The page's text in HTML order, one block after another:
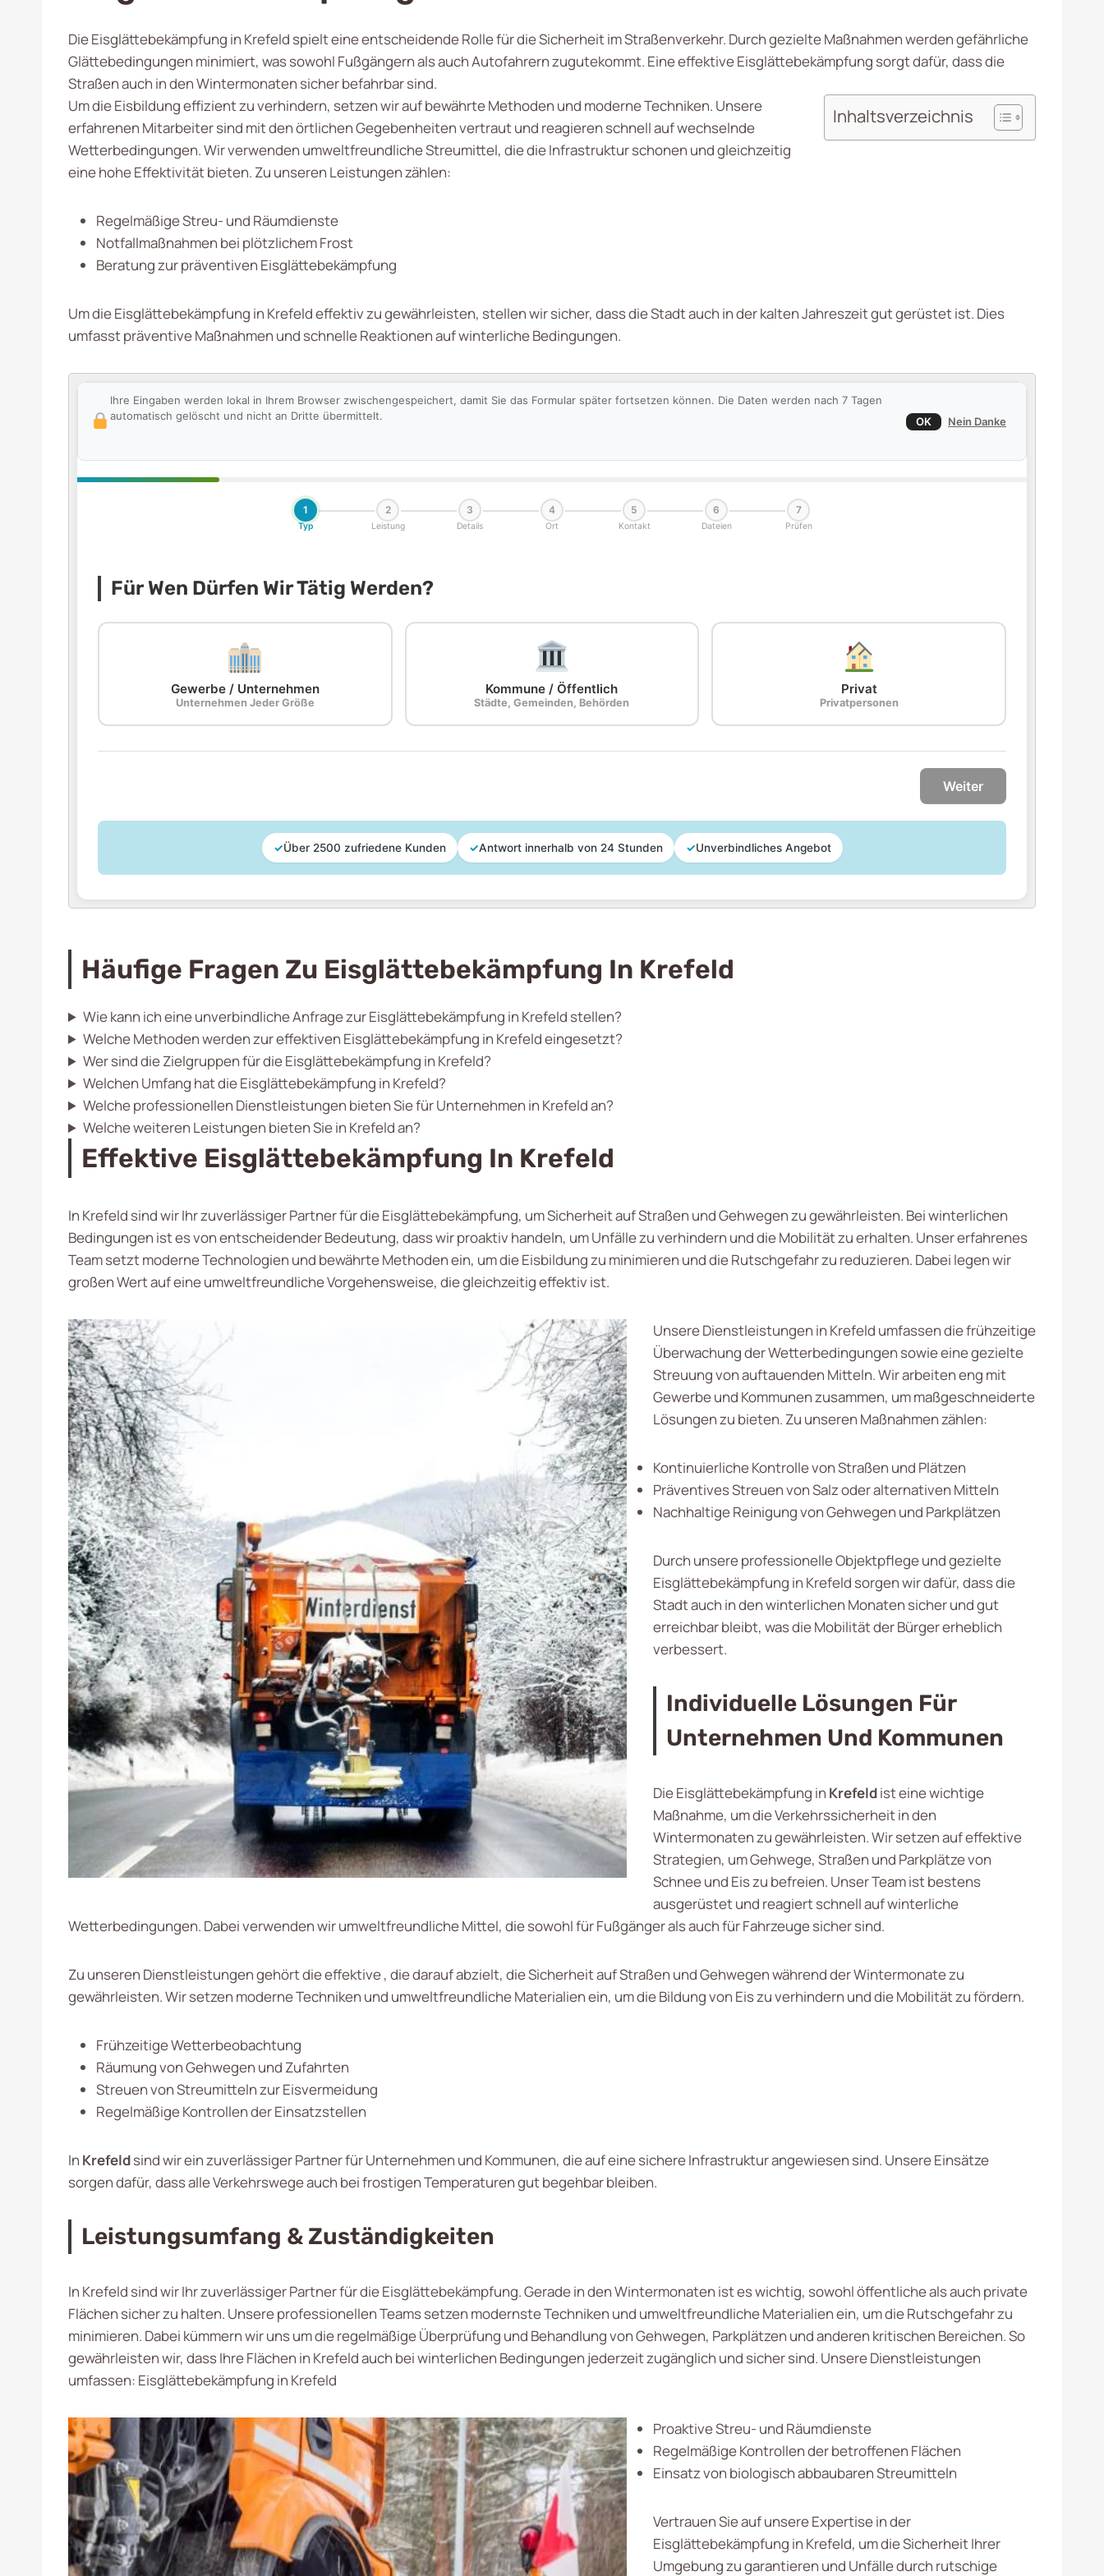
Die Eisglättebekämpfung in Krefeld spielt eine entscheidende Rolle für die Sicherheit im Straßenverkehr. Durch gezielte Maßnahmen werden gefährliche
Glättebedingungen minimiert, was sowohl Fußgängern als auch Autofahrern zugutekommt. Eine effektive Eisglättebekämpfung sorgt dafür, dass die
Straßen auch in den Wintermonaten sicher befahrbar sind.
Inhaltsverzeichnis
Um die Eisbildung effizient zu verhindern, setzen wir auf bewährte Methoden und moderne Techniken. Unsere
erfahrenen Mitarbeiter sind mit den örtlichen Gegebenheiten vertraut und reagieren schnell auf wechselnde
Wetterbedingungen. Wir verwenden umweltfreundliche Streumittel, die die Infrastruktur schonen und gleichzeitig
eine hohe Effektivität bieten. Zu unseren Leistungen zählen:
Regelmäßige Streu- und Räumdienste
Notfallmaßnahmen bei plötzlichem Frost
Beratung zur präventiven Eisglättebekämpfung
Um die Eisglättebekämpfung in Krefeld effektiv zu gewährleisten, stellen wir sicher, dass die Stadt auch in der kalten Jahreszeit gut gerüstet ist. Dies
umfasst präventive Maßnahmen und schnelle Reaktionen auf winterliche Bedingungen.
Ihre Eingaben werden lokal in Ihrem Browser zwischengespeichert, damit Sie das Formular später fortsetzen können. Die Daten werden nach 7 Tagen
automatisch gelöscht und nicht an Dritte übermittelt.
OK Nein Danke
1
Typ
2
Leistung
3
Details
4
Ort
5
Kontakt
6
Dateien
7
Prüfen
Für Wen Dürfen Wir Tätig Werden?
Gewerbe / Unternehmen
Unternehmen Jeder Größe
Kommune / Öffentlich
Städte, Gemeinden, Behörden
Privat
Privatpersonen
Weiter
✓Über 2500 zufriedene Kunden ✓Antwort innerhalb von 24 Stunden ✓Unverbindliches Angebot
Häufige Fragen Zu Eisglättebekämpfung In Krefeld
Wie kann ich eine unverbindliche Anfrage zur Eisglättebekämpfung in Krefeld stellen?
Welche Methoden werden zur effektiven Eisglättebekämpfung in Krefeld eingesetzt?
Wer sind die Zielgruppen für die Eisglättebekämpfung in Krefeld?
Welchen Umfang hat die Eisglättebekämpfung in Krefeld?
Welche professionellen Dienstleistungen bieten Sie für Unternehmen in Krefeld an?
Welche weiteren Leistungen bieten Sie in Krefeld an?
Effektive Eisglättebekämpfung In Krefeld
In Krefeld sind wir Ihr zuverlässiger Partner für die Eisglättebekämpfung, um Sicherheit auf Straßen und Gehwegen zu gewährleisten. Bei winterlichen
Bedingungen ist es von entscheidender Bedeutung, dass wir proaktiv handeln, um Unfälle zu verhindern und die Mobilität zu erhalten. Unser erfahrenes
Team setzt moderne Technologien und bewährte Methoden ein, um die Eisbildung zu minimieren und die Rutschgefahr zu reduzieren. Dabei legen wir
großen Wert auf eine umweltfreundliche Vorgehensweise, die gleichzeitig effektiv ist.
Unsere Dienstleistungen in Krefeld umfassen die frühzeitige
Überwachung der Wetterbedingungen sowie eine gezielte
Streuung von auftauenden Mitteln. Wir arbeiten eng mit
Gewerbe und Kommunen zusammen, um maßgeschneiderte
Lösungen zu bieten. Zu unseren Maßnahmen zählen:
Kontinuierliche Kontrolle von Straßen und Plätzen
Präventives Streuen von Salz oder alternativen Mitteln
Nachhaltige Reinigung von Gehwegen und Parkplätzen
Durch unsere professionelle Objektpflege und gezielte
Eisglättebekämpfung in Krefeld sorgen wir dafür, dass die
Stadt auch in den winterlichen Monaten sicher und gut
erreichbar bleibt, was die Mobilität der Bürger erheblich
verbessert.
Individuelle Lösungen Für
Unternehmen Und Kommunen
Die Eisglättebekämpfung in Krefeldist eine wichtige
Maßnahme, um die Verkehrssicherheit in den
Wintermonaten zu gewährleisten. Wir setzen auf effektive
Strategien, um Gehwege, Straßen und Parkplätze von
Schnee und Eis zu befreien. Unser Team ist bestens
ausgerüstet und reagiert schnell auf winterliche
Wetterbedingungen. Dabei verwenden wir umweltfreundliche Mittel, die sowohl für Fußgänger als auch für Fahrzeuge sicher sind.
Zu unseren Dienstleistungen gehört die effektive , die darauf abzielt, die Sicherheit auf Straßen und Gehwegen während der Wintermonate zu
gewährleisten. Wir setzen moderne Techniken und umweltfreundliche Materialien ein, um die Bildung von Eis zu verhindern und die Mobilität zu fördern.
Frühzeitige Wetterbeobachtung
Räumung von Gehwegen und Zufahrten
Streuen von Streumitteln zur Eisvermeidung
Regelmäßige Kontrollen der Einsatzstellen
In Krefeldsind wir ein zuverlässiger Partner für Unternehmen und Kommunen, die auf eine sichere Infrastruktur angewiesen sind. Unsere Einsätze
sorgen dafür, dass alle Verkehrswege auch bei frostigen Temperaturen gut begehbar bleiben.
Leistungsumfang & Zuständigkeiten
In Krefeld sind wir Ihr zuverlässiger Partner für die Eisglättebekämpfung. Gerade in den Wintermonaten ist es wichtig, sowohl öffentliche als auch private
Flächen sicher zu halten. Unsere professionellen Teams setzen modernste Techniken und umweltfreundliche Materialien ein, um die Rutschgefahr zu
minimieren. Dabei kümmern wir uns um die regelmäßige Überprüfung und Behandlung von Gehwegen, Parkplätzen und anderen kritischen Bereichen. So
gewährleisten wir, dass Ihre Flächen in Krefeld auch bei winterlichen Bedingungen jederzeit zugänglich und sicher sind. Unsere Dienstleistungen
umfassen: Eisglättebekämpfung in Krefeld
Proaktive Streu- und Räumdienste
Regelmäßige Kontrollen der betroffenen Flächen
Einsatz von biologisch abbaubaren Streumitteln
Vertrauen Sie auf unsere Expertise in der
Eisglättebekämpfung in Krefeld, um die Sicherheit Ihrer
Umgebung zu garantieren und Unfälle durch rutschige